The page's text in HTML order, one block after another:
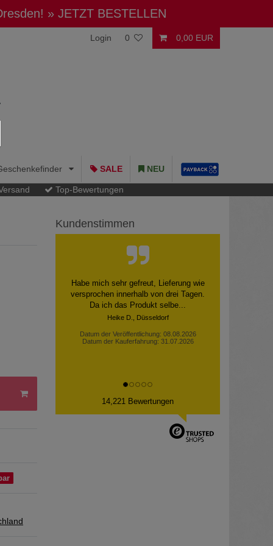
» JETZT BESTELLEN
Login 0 0,00 EUR
SALE NEU
Top-Bewertungen
Kundenstimmen
Die Bestellung wurde tadellos
ausgeführt. Alle Flaschen heil
angekommen.
Hans W., Leimen
Datum der Veröffentlichung: 07.08.2026
Datum der Kauferfahrung: 30.07.2026
14,221 Bewertungen